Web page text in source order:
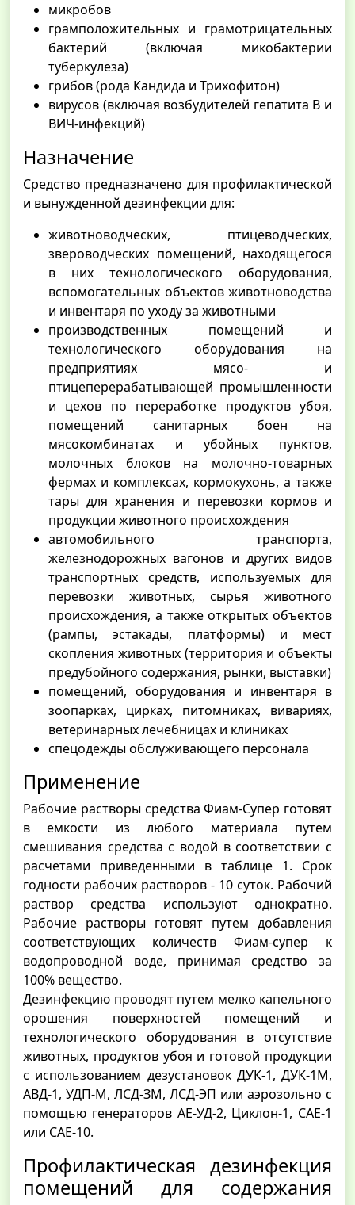
микробов
грамположительных и грамотрицательных
бактерий (включая микобактерии
туберкулеза)
грибов (рода Кандида и Трихофитон)
вирусов (включая возбудителей гепатита В и
ВИЧ-инфекций)
Назначение
Средство предназначено для профилактической
и вынужденной дезинфекции для:
животноводческих, птицеводческих,
звероводческих помещений, находящегося
в них технологического оборудования,
вспомогательных объектов животноводства
и инвентаря по уходу за животными
производственных помещений и
технологического оборудования на
предприятиях мясо- и
птицеперерабатывающей промышленности
и цехов по переработке продуктов убоя,
помещений санитарных боен на
мясокомбинатах и убойных пунктов,
молочных блоков на молочно-товарных
фермах и комплексах, кормокухонь, а также
тары для хранения и перевозки кормов и
продукции животного происхождения
автомобильного транспорта,
железнодорожных вагонов и других видов
транспортных средств, используемых для
перевозки животных, сырья животного
происхождения, а также открытых объектов
(рампы, эстакады, платформы) и мест
скопления животных (территория и объекты
предубойного содержания, рынки, выставки)
помещений, оборудования и инвентаря в
зоопарках, цирках, питомниках, вивариях,
ветеринарных лечебницах и клиниках
спецодежды обслуживающего персонала
Применение
Рабочие растворы средства Фиам-Супер готовят
в емкости из любого материала путем
смешивания средства с водой в соответствии с
расчетами приведенными в таблице 1. Срок
годности рабочих растворов - 10 суток. Рабочий
раствор средства используют однократно.
Рабочие растворы готовят путем добавления
соответствующих количеств Фиам-супер к
водопроводной воде, принимая средство за
100% вещество.
Дезинфекцию проводят путем мелко капельного
орошения поверхностей помещений и
технологического оборудования в отсутствие
животных, продуктов убоя и готовой продукции
с использованием дезустановок ДУК-1, ДУК-1М,
АВД-1, УДП-М, ЛСД-ЗМ, ЛСД-ЭП или аэрозольно с
помощью генераторов АЕ-УД-2, Циклон-1, САЕ-1
или САЕ-10.
Профилактическая дезинфекция
помещений для содержания